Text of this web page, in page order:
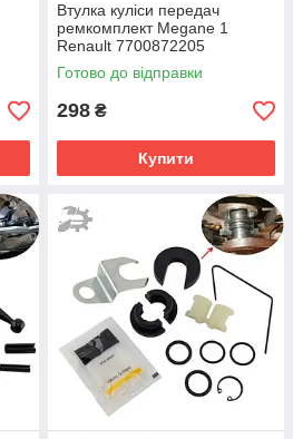
Втулка куліси передач
ремкомплект Megane 1
Renault 7700872205
3280300QAA 6001543438
7700737244
Готово до відправки
298 ₴
Купити